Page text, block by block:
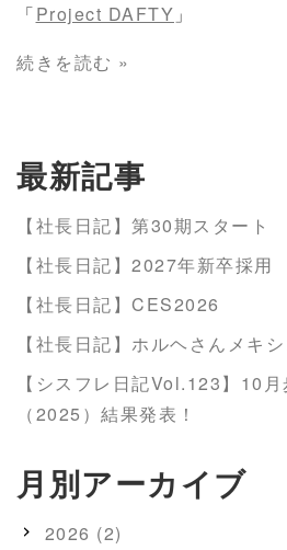
「Project DAFTY 」
続きを読む »
最新記事
【社長日記】第30期スタート
【社長日記】2027年新卒採用
【社長日記】CES2026
【社長日記】ホルヘさんメキ
【シスフレ日記Vol.123】10
（2025）結果発表！
月別アーカイブ
2026 (2)